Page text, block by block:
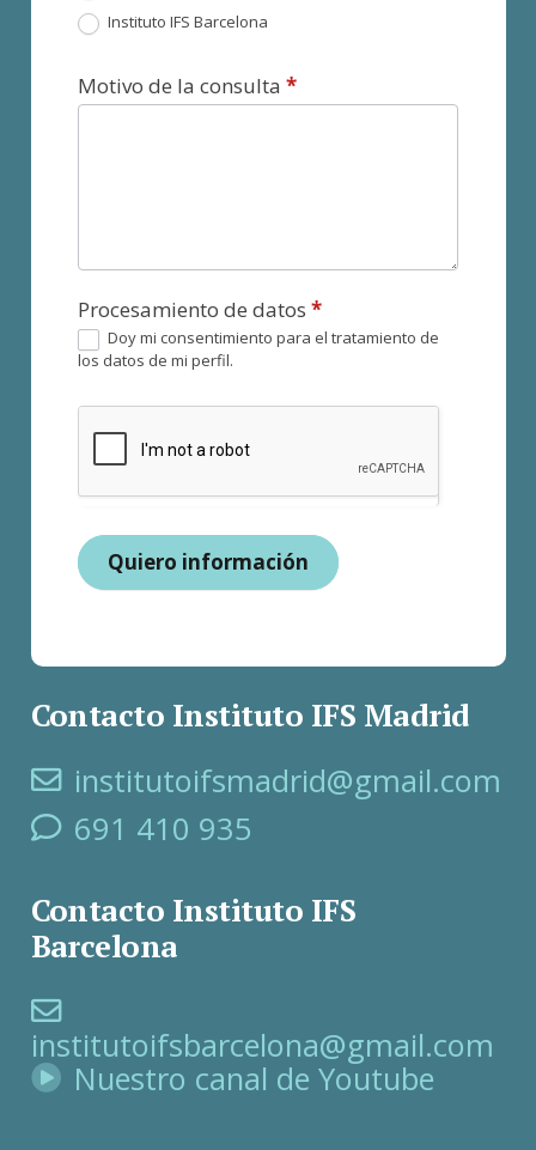
Instituto IFS Barcelona
Motivo de la consulta*
Procesamiento de datos*
Doy mi consentimiento para el tratamiento de
los datos de mi perfil.
Quiero información
Contacto Instituto IFS Madrid
institutoifsmadrid@gmail.com
691 410 935
Contacto Instituto IFS
Barcelona
institutoifsbarcelona@gmail.com
Nuestro canal de Youtube